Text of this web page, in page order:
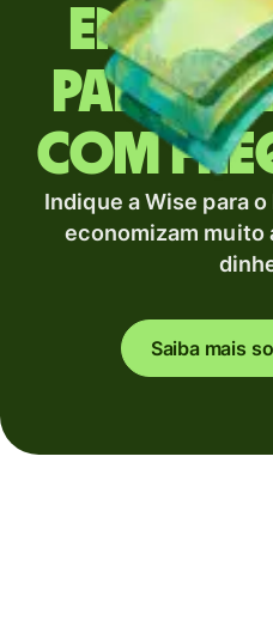
Envia
para o
com
Indique a Wise para
economizam muito
Saiba mais